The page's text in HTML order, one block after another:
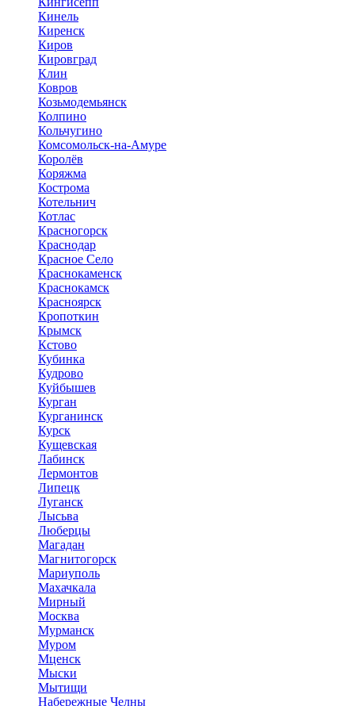
Кинель
Киренск
Киров
Кировград
Клин
Ковров
Козьмодемьянск
Колпино
Кольчугино
Комсомольск-на-Амуре
Королёв
Коряжма
Кострома
Котельнич
Котлас
Красногорск
Краснодар
Красное Село
Краснокаменск
Краснокамск
Красноярск
Кропоткин
Крымск
Кстово
Кубинка
Кудрово
Куйбышев
Курган
Курганинск
Курск
Кущевская
Лабинск
Лермонтов
Липецк
Луганск
Лысьва
Люберцы
Магадан
Магнитогорск
Мариуполь
Махачкала
Мирный
Москва
Мурманск
Муром
Мценск
Мыски
Мытищи
Набережные Челны